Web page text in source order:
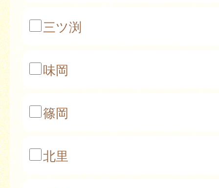
三ツ渕
味岡
篠岡
北里